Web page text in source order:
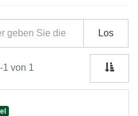
Los
von 1